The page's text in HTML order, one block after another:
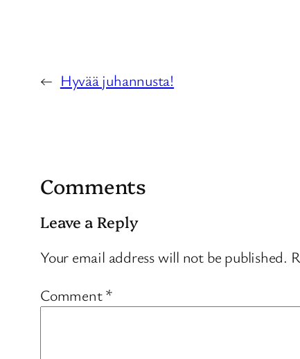
← Hyvää juhannusta!
Comments
Leave a Reply
Your email address will not be published.
Comment*